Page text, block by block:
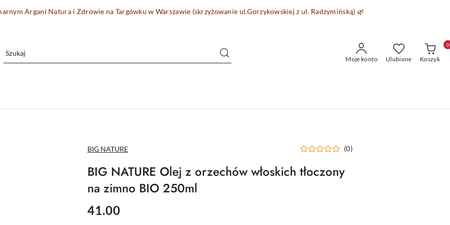
Argani Natura i Zdrowie na Targówku w Warszawie (skrzyżowanie ul.Gorzykowskiej z ul. Radzymińską) 🌿
Moje konto Ulubione Koszyk
0
NAZWA
PRODUCENTA:
BIG NATURE (0)
BIG NATURE Olej z orzechów włoskich tłoczony
na zimno BIO 250ml
cena:
41.00